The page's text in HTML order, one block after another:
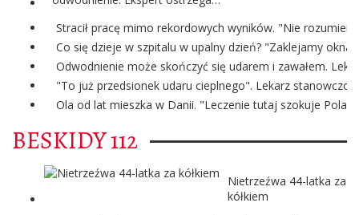
Stracił pracę mimo rekordowych wyników. "Nie
Co się dzieje w szpitalu w upalny dzień? "Zaklejamy
Odwodnienie może skończyć się udarem i zawałem.
"To już przedsionek udaru cieplnego". Lekarz stanowczo
Ola od lat mieszka w Danii. "Leczenie tutaj szokuje
BESKIDY 112
Nietrzeźwa 44-latka za
kółkiem